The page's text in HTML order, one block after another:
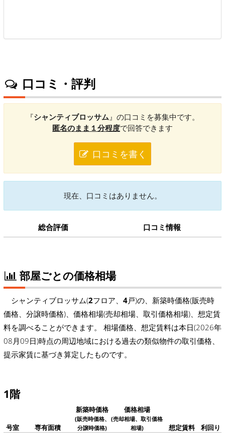
口コミ・評判
『シャンティブロッサム 』の口コミを募集中です。
匿名のまま１分程度で回答できます
口コミを書く
現在、口コミはありません。
総合評価 口コミ情報
部屋ごとの価格相場
シャンティブロッサム(2フロア、 4戸)の、新築時価格(販売時
価格、分譲時価格)、価格相場(売却相場、取引価格相場)、想定賃
料を調べることができます。 相場価格、想定賃料は本日(2026年
08月09日)時点の周辺地域における過去の類似物件の取引価格、
提示家賃に基づき算定したものです。
1階
号室 専有面積
新築時価格
(販売時価格、
分譲時価格)
価格相場
(売却相場、取引価格
相場)
想定賃料 利回り